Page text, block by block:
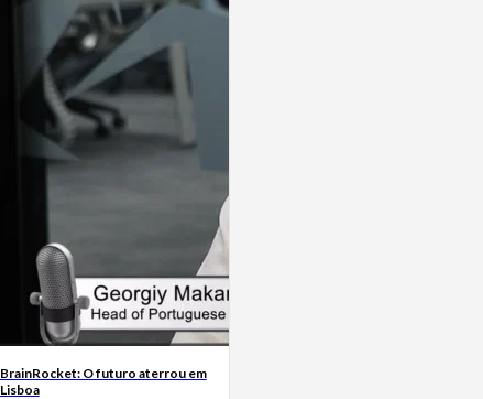
BrainRocket: O futuro aterrou em
Lisboa